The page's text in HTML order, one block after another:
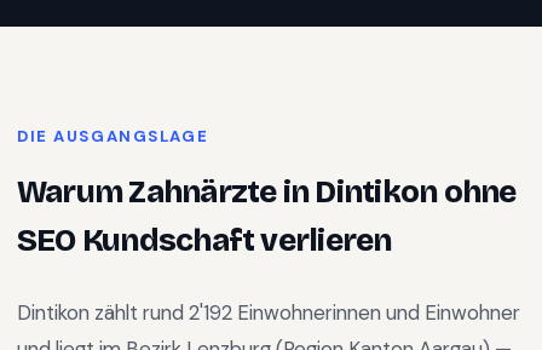
DIE AUSGANGSLAGE
WarumZahnärzteinDintikonohne
SEO Kundschaft verlieren
Dintikon zählt rund 2'192 Einwohnerinnen und Einwohner